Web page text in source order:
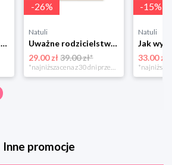
Zabawa w uważność 60 oryginalnych gier i zabaw Galaktyka
-26%
Natuli
Uważne rodzicielstwo Galaktyka
29.00 zł 39.00 zł*
-15%
Natuli
33.00 zł
Inne promocje